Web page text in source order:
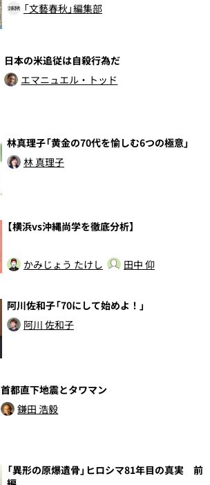
「文藝春秋」編集部
日本の米追従は自殺行為だ
エマニュエル・トッド
林真理子「黄金の70代を愉しむ6つの極意」
林 真理子
【横浜vs沖縄尚学を徹底分析】
かみじょう たけし 田中 仰
阿川佐和子「70にして始めよ！」
阿川 佐和子
首都直下地震とタワマン
鎌田 浩毅
「異形の原爆遺骨」ヒロシマ81年目の真実 前